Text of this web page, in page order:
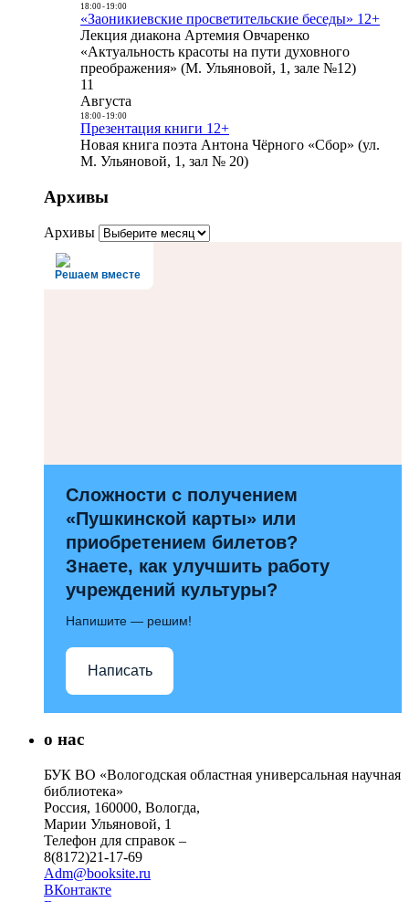
18:00- 19:00
«Заоникиевские просветительские беседы» 12+
Лекция диакона Артемия Овчаренко
«Актуальность красоты на пути духовного
преображения» (М. Ульяновой, 1, зале №12)
11
Августа
18:00- 19:00
Презентация книги 12+
Новая книга поэта Антона Чёрного «Сбор» (ул.
М. Ульяновой, 1, зал № 20)
Архивы
Архивы
Решаем вместе
Сложности с получением
«Пушкинской карты» или
приобретением билетов?
Знаете, как улучшить работу
учреждений культуры?
Напишите — решим!
Написать
о нас
БУК ВО «Вологодская областная универсальная научная
библиотека»
Россия, 160000, Вологда,
Марии Ульяновой, 1
Телефон для справок –
8(8172)21-17-69
Adm@booksite.ru
ВКонтакте